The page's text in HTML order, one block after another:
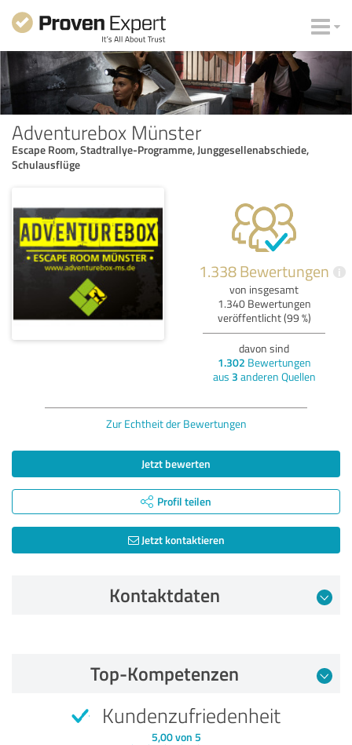
Adventurebox Münster
Escape Room, Stadtrallye-Programme, Junggesellenabschiede,
Schulausflüge
1.338 Bewertungen i
von insgesamt
1.340 Bewertungen
veröffentlicht (99 %)
davon sind
1.302 Bewertungen
aus 3 anderen Quellen
Zur Echtheit der Bewertungen
Jetzt bewerten
Profil teilen
Jetzt kontaktieren
Kontaktdaten
Empfehlung
Top-Kompetenzen
Kundenzufriedenheit
5,00 von 5